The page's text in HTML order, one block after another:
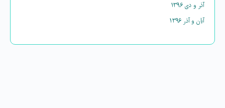
آذر و دی ۱۳۹۶
آبان و آذر ۱۳۹۶